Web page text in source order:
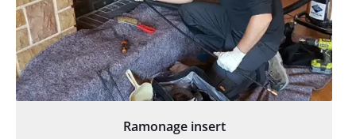
Ramonage insert